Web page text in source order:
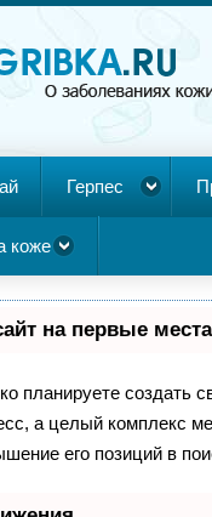
Герпес
коже
на первые
планируете создать
а целый комплекс
его позиций в